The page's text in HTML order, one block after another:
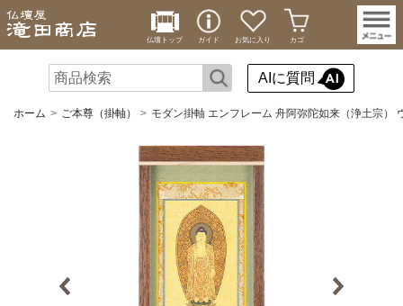
仏壇トップ ガイド お気に入り カゴ
AIに質問
ホーム ご本尊（掛軸） モダン掛軸 エンフレーム 舟阿弥陀如来（浄土宗）